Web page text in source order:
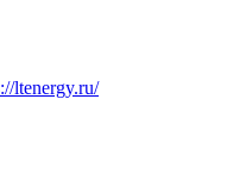
ltenergy.ru/